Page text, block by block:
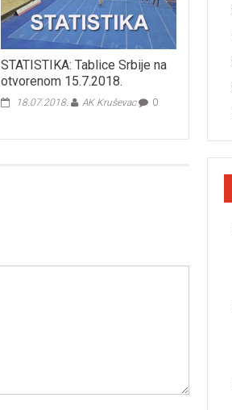
STATISTIKA: Tablice Srbije na
otvorenom 15.7.2018.
18.07.2018. AK Kruševac 0